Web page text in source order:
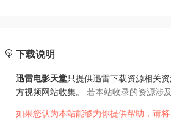
下载说明
迅雷电影天堂只提供迅雷下载资源相关
方视频网站收集。 若本站收录的资源涉
如果您认为本站能够为你提供帮助，请